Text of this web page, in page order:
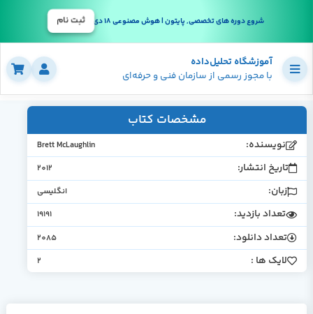
شروع دوره های تخصصی, پایتون | هوش مصنوعی 18 دی ثبت نام
آموزشگاه تحلیل‌داده
با مجوز رسمی از سازمان فنی و حرفه‌ای
مشخصات کتاب
نویسنده: Brett McLaughlin
تاریخ انتشار: 2012
زبان: انگلیسی
تعداد بازدید: 19191
تعداد دانلود: 2085
لایک ها : 2